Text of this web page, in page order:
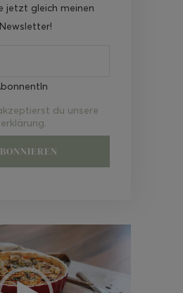
jetzt gleich meinen
Newsletter!
du unsere